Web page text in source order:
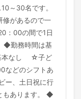
～30名です。
修があるので一
：00の間で1日
◆勤務時間は基
本なし ☆子ど
などのシフトあ
ー、土日祝に行
もあります。 ◆